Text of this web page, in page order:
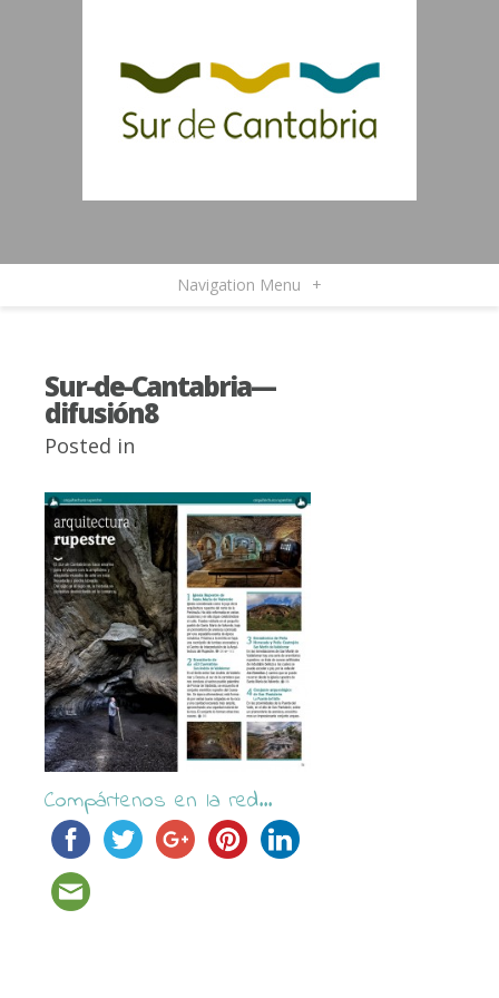
Navigation Menu +
Sur-de-Cantabria—
difusión8
Posted in
Compártenos en la red...